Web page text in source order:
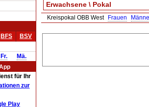
BFS
BSV
Fr.
Mä.
für Ihr
zur
Erwachsene \ Pokal
Kreispokal OBB West Frauen